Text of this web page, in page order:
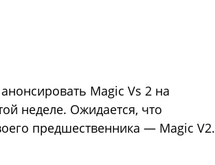
Magic Vs 2 на
неделе. Ожидается, что
предшественника — Magic V2.